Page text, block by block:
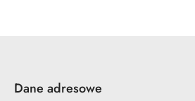
Dane adresowe